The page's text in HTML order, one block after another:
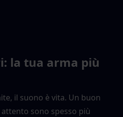
la tua arma più
il suono è vita. Un buon
sono spesso più